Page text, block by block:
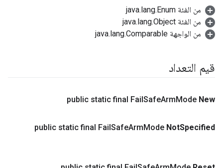
من الفئة java.lang.Enum
من الفئة java.lang.Object
من الواجهة java.lang.Comparable
قيم التعداد
public static final FailSafeArmMode New
public static final FailSafeArmMode NotSpecified